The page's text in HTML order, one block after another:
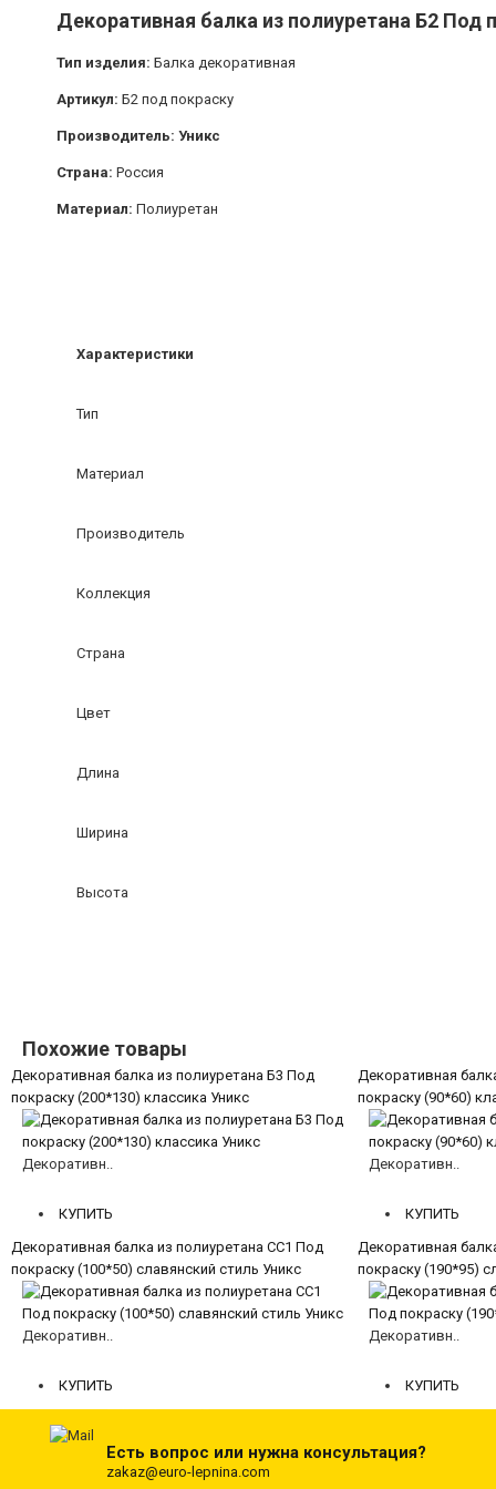
Декоративная балка из полиуретана Б2 Под
Тип изделия: Балка декоративная
Артикул: Б2 под покраску
Производитель: Уникс
Страна: Россия
Материал: Полиуретан
Характеристики
Тип
Материал
Производитель
Коллекция
Страна
Цвет
Длина
Ширина
Высота
Похожие товары
Декоративная балка из полиуретана Б3 Под
покраску (200*130) классика Уникс
Декоративн..
КУПИТЬ
Декоративная
покраску (90*60)
Декоративн..
КУПИТЬ
Декоративная балка из полиуретана СС1 Под
покраску (100*50) славянский стиль Уникс
Декоративн..
КУПИТЬ
Декоративная
покраску (190*95)
Декоративн..
КУПИТЬ
Есть вопрос или нужна консультация?
zakaz@euro-lepnina.com